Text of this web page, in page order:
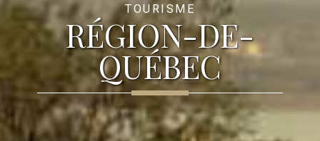
TOURISME
RÉGION-DE-
QUÉBEC